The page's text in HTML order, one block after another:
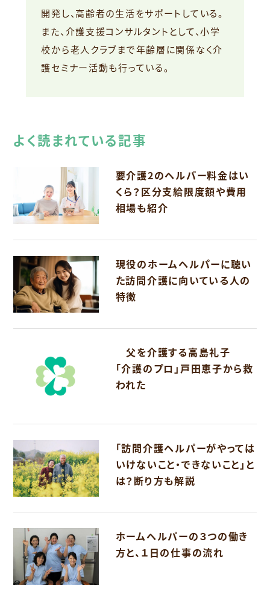
開発し、高齢者の生活をサポートしている。
また、介護支援コンサルタントとして、小学
校から老人クラブまで年齢層に関係なく介
護セミナー活動も行っている。
よく読まれている記事
要介護2のヘルパー料金はい
くら？区分支給限度額や費用
相場も紹介
現役のホームヘルパーに聴い
た訪問介護に向いている人の
特徴
父を介護する高島礼子
「介護のプロ」戸田恵子から救
われた
「訪問介護ヘルパーがやっては
いけないこと・できないこと」と
は？断り方も解説
ホームヘルパーの３つの働き
方と、１日の仕事の流れ